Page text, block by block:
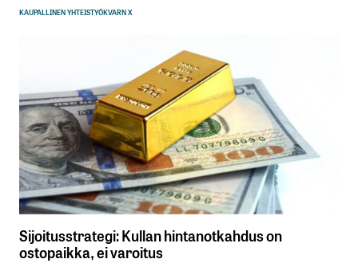
KAUPALLINEN YHTEISTYÖKVARN X
Sijoitusstrategi: Kullan hintanotkahdus on
ostopaikka, ei varoitus